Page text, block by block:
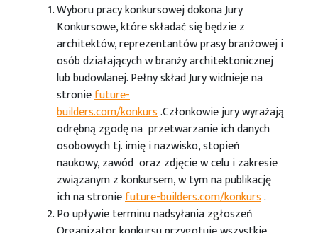
Wyboru pracy konkursowej dokona Jury
Konkursowe, które składać się będzie z
architektów, reprezentantów prasy branżowej i
osób działających w branży architektonicznej
lub budowlanej. Pełny skład Jury widnieje na
stroniefuture-
builders.com/konkurs.Członkowie jury wyrażają
odrębną zgodę na przetwarzanie ich danych
osobowych tj. imię i nazwisko, stopień
naukowy, zawód oraz zdjęcie w celu i zakresie
związanym z konkursem, w tym na publikację
ich na stroniefuture-builders.com/konkurs.
Po upływie terminu nadsyłania zgłoszeń